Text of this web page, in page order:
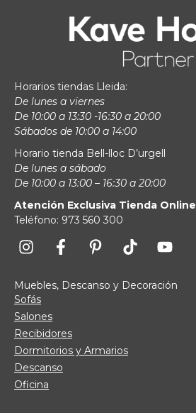
Horarios tiendas Lleida:
De lunes a viernes
De 10:00 a 13:30 -16:30 a 20:00
Sábados de 10:00 a 14:00
Horario tienda Bell-lloc D’urgell
De lunes a sábado
De 10:00 a 13:00 – 16:30 a 20:00
Atención Exclusiva Tienda Online
Teléfono: 973 560 300
Muebles, Descanso y Decoración
Sofás
Salones
Recibidores
Dormitorios y Armarios
Descanso
Oficina